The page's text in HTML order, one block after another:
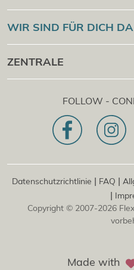
Online Campus
Cert Check
Flexyfit
Sport Academy
Flexyfit Massage
Flexyfit®Beauty
WIR SIND FÜR DICH DA
+43 1 997 27 38
[email protected]
Beratungs- &
Unser Leitbild
ZENTRALE
1030 | Österreich
Dietrichgasse 27
Zweigstelle | DE
Konrad-Zuse-Platz
FOLLOW -
Datenschutzrichtlinie | FAQ |
|
Copyright © 2007-2026
Made with